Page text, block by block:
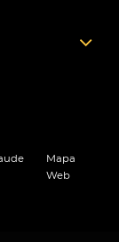
Mapa
Web